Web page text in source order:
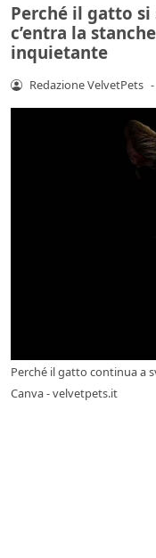
Perché il gatto
c’entra la
inquietante
Redazione VelvetPets -
Perché il gatto continua a
Canva - velvetpets.it